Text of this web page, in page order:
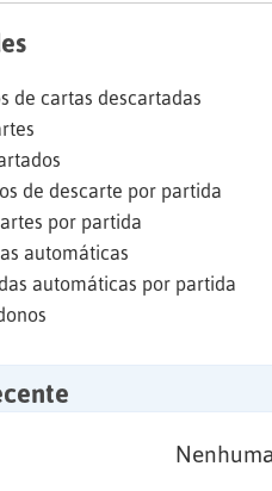
de cartas descartadas
de descarte por partida
por partida
automáticas
automáticas por partida